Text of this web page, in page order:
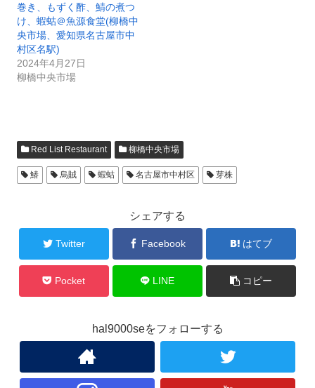
巻き、もずく酢、鯖の煮つ
け、蝦蛄＠魚源食堂(柳橋中
央市場、愛知県名古屋市中
村区名駅)
2024年4月27日
柳橋中央市場
Red List Restaurant 柳橋中央市場
鰆 烏賊 蝦蛄 名古屋市中村区 芽株
シェアする
Twitter Facebook はてブ
Pocket LINE コピー
hal9000seをフォローする